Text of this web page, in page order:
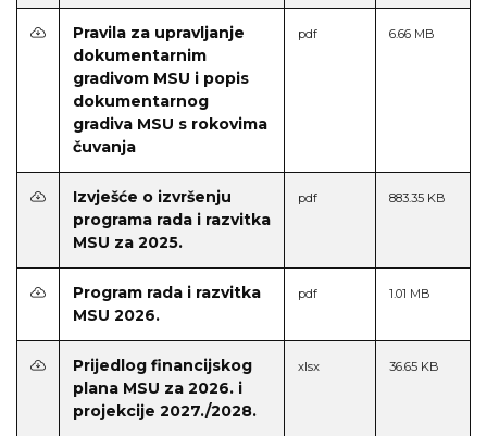
Pravila za upravljanje
dokumentarnim
gradivom MSU i popis
dokumentarnog
gradiva MSU s rokovima
čuvanja
pdf 6.66 MB
Izvješće o izvršenju
programa rada i razvitka
MSU za 2025.
pdf 883.35 KB
Program rada i razvitka
MSU 2026.
pdf 1.01 MB
Prijedlog financijskog
plana MSU za 2026. i
projekcije 2027./2028.
xlsx 36.65 KB